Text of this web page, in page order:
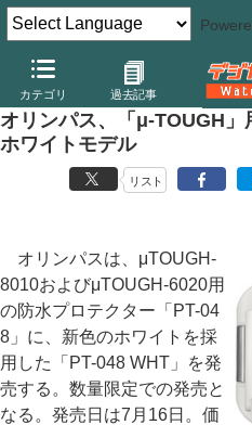
カテゴリ 過去記事
デジカメ Watch カメラ レン
オリンパス、「μ-TOUGH
ホワイトモデル
リスト
オリンパスは、μTOUGH-
8010およびμTOUGH-6020用
の防水プロテクター「PT-04
8」に、新色のホワイトを採
用した「PT-048 WHT」を発
売する。数量限定での発売と
なる。発売日は7月16日。価